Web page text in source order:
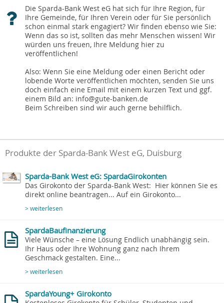
Die Sparda-Bank West eG hat sich für Ihre Region, für
Ihre Gemeinde, für Ihren Verein oder für Sie persönlich
schon einmal stark engagiert? Wir finden ebenso wie Sie:
Wenn das so ist, sollten das mehr Menschen wissen! Wir
würden uns freuen, Ihre Meldung hier zu
veröffentlichen!
Also: Wenn Sie eine Meldung oder einen Bericht oder
lobende Worte veröffentlichen möchten, senden Sie uns
doch einfach eine Email mit einem kurzen Text und ggf.
einem Bild an: info@gute-banken.de
Beim Schreiben sind wir auch gerne behilflich.
Produkte der Sparda-Bank West eG, Duisburg
Sparda-Bank West eG: SpardaGirokonten
Das Girokonto der Sparda-Bank West: Hier können Sie es
direkt online beantragen... Auf ein Girokonto...
> weiterlesen
SpardaBaufinanzierung
Viele Wünsche – eine Lösung Endlich unabhängig sein.
Ihr Haus oder Ihre Wohnung ganz nach Ihrem
Geschmack gestalten. Eine...
> weiterlesen
SpardaYoung+ Girokonto